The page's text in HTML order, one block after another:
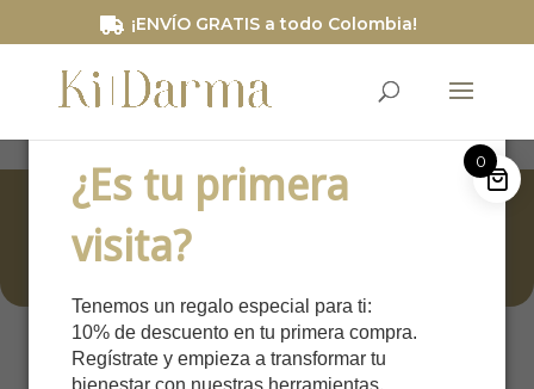
¿Es tu primera
visita?
Tenemos un regalo especial para ti:
10% de descuento en tu primera compra.
Regístrate y empieza a transformar tu
bienestar con nuestras herramientas.
/*Código de segimiento RD STATION*/
¡ENVÍO GRATIS a todo Colombia!
Uncategorized
0